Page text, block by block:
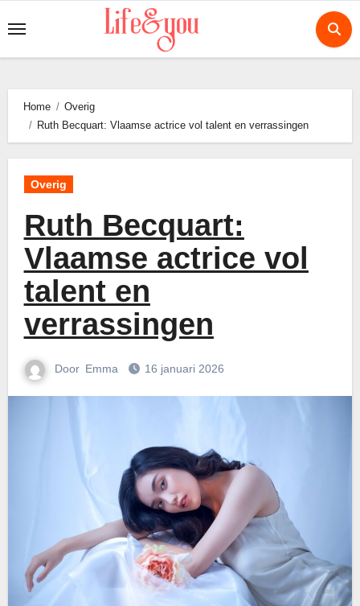
naar
de
Home
Overig
Ruth Becquart: Vlaamse actrice vol talent en verrassingen
Overig
Ruth Becquart:
Vlaamse actrice vol
talent en
verrassingen
Door Emma 16 januari 2026